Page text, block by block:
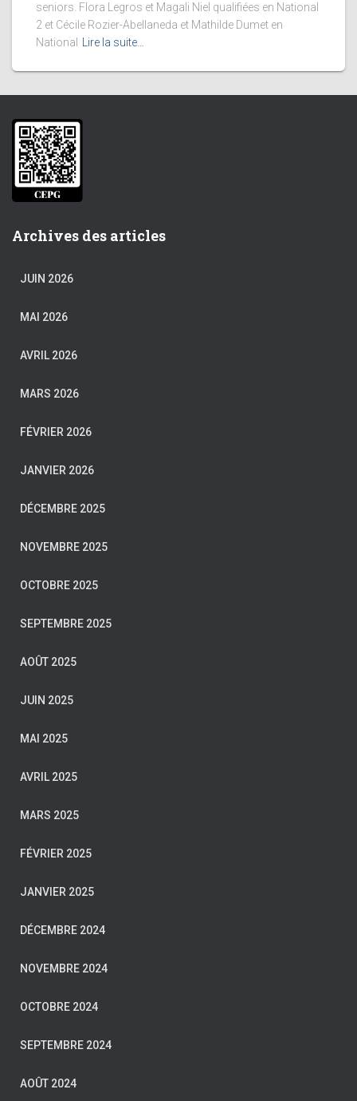
seniors. Flora Legros et Magali Niel qualifiées en National
2 et Cécile Rozier-Abellaneda et Mathilde Dumet en
National
Lire la suite…
Archives des articles
JUIN 2026
MAI 2026
AVRIL 2026
MARS 2026
FÉVRIER 2026
JANVIER 2026
DÉCEMBRE 2025
NOVEMBRE 2025
OCTOBRE 2025
SEPTEMBRE 2025
AOÛT 2025
JUIN 2025
MAI 2025
AVRIL 2025
MARS 2025
FÉVRIER 2025
JANVIER 2025
DÉCEMBRE 2024
NOVEMBRE 2024
OCTOBRE 2024
SEPTEMBRE 2024
AOÛT 2024